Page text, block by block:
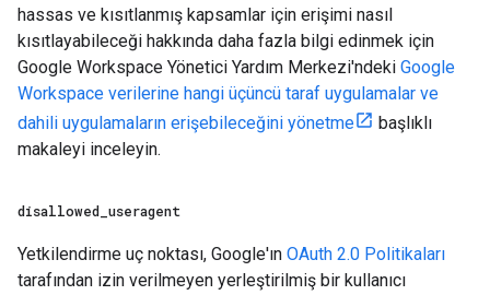
hassas ve kısıtlanmış kapsamlar için erişimi nasıl
kısıtlayabileceği hakkında daha fazla bilgi edinmek için
Google Workspace Yönetici Yardım Merkezi'ndeki Google
Workspace verilerine hangi üçüncü taraf uygulamalar ve
dahili uygulamaların erişebileceğini yönetme
başlıklı
makaleyi inceleyin.
disallowed useragent
Yetkilendirme uç noktası, Google'ın OAuth 2.0 Politikaları
tarafından izin verilmeyen yerleştirilmiş bir kullanıcı